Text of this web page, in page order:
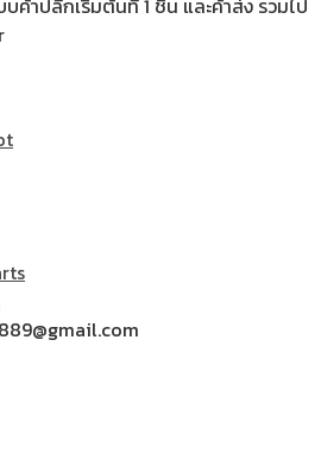
ค้าปลีกเริ่มต้นที่ 1 ชิ้น และค้าส่ง รวมไป